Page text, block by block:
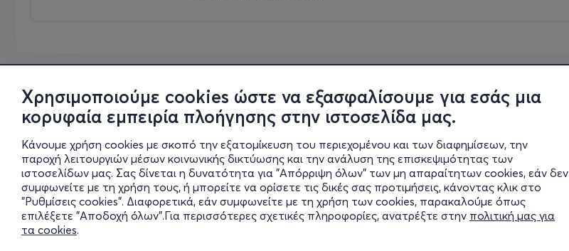
Χρησιμοποιούμε cookies ώστε να εξασφαλίσουμε για εσάς μια
κορυφαία εμπειρία πλοήγησης στην ιστοσελίδα μας.
Κάνουμε χρήση cookies με σκοπό την εξατομίκευση του περιεχομένου και των διαφημίσεων, την
παροχή λειτουργιών μέσων κοινωνικής δικτύωσης και την ανάλυση της επισκεψιμότητας των
ιστοσελίδων μας. Σας δίνεται η δυνατότητα για "Απόρριψη όλων" των μη απαραίτητων cookies, εάν δεν
συμφωνείτε με τη χρήση τους, ή μπορείτε να ορίσετε τις δικές σας προτιμήσεις, κάνοντας κλικ στο
"Ρυθμίσεις cookies". Διαφορετικά, εάν συμφωνείτε με τη χρήση των cookies, παρακαλούμε όπως
επιλέξετε "Αποδοχή όλων".Για περισσότερες σχετικές πληροφορίες, ανατρέξτε στην πολιτική μας για
τα cookies.